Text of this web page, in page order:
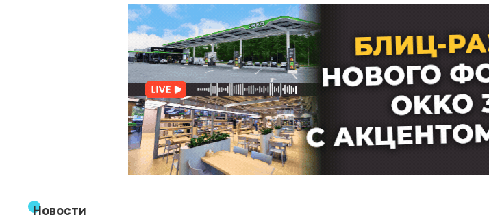
Мнения
Видео
Подписка
Условия
Политика
Новости